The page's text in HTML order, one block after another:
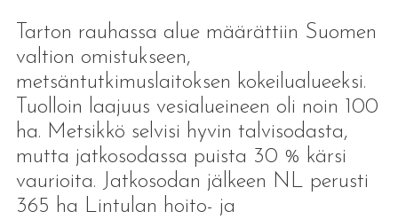
Tarton rauhassa alue määrättiin Suomen
valtion omistukseen,
metsäntutkimuslaitoksen kokeilualueeksi.
Tuolloin laajuus vesialueineen oli noin 100
ha. Metsikkö selvisi hyvin talvisodasta,
mutta jatkosodassa puista 30 % kärsi
vaurioita. Jatkosodan jälkeen NL perusti
365 ha Lintulan hoito- ja